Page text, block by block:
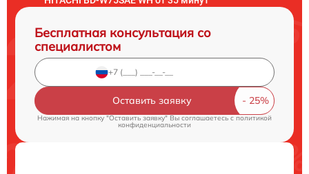
Бесплатная консультация со
специалистом
Оставить заявку
Нажимая на кнопку "Оставить заявку" Вы соглашаетесь cполитикой
конфиденциальности